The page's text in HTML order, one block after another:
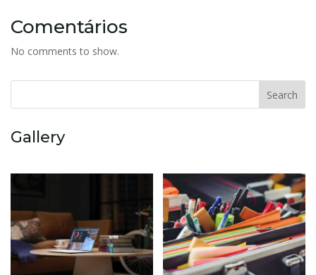
Comentários
No comments to show.
Search
Gallery